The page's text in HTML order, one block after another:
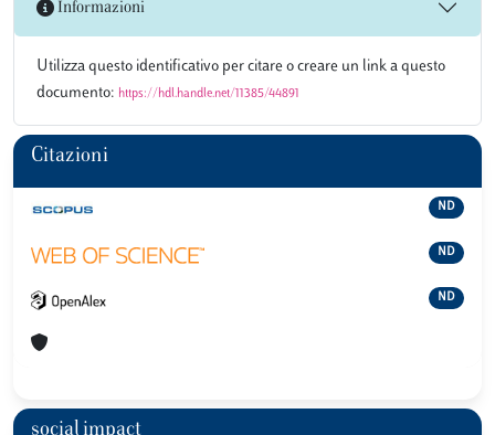
Informazioni
Utilizza questo identificativo per citare o creare un link a questo
documento: https://hdl.handle.net/11385/44891
Citazioni
ND
ND
ND
social impact